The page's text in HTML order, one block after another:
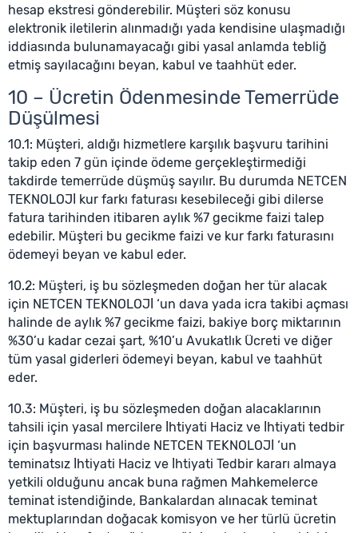
hesap ekstresi gönderebilir. Müşteri söz konusu
elektronik iletilerin alınmadığı yada kendisine ulaşmadığı
iddiasında bulunamayacağı gibi yasal anlamda tebliğ
etmiş sayılacağını beyan, kabul ve taahhüt eder.
10 – Ücretin Ödenmesinde Temerrüde
Düşülmesi
10.1: Müşteri, aldığı hizmetlere karşılık başvuru tarihini
takip eden 7 gün içinde ödeme gerçekleştirmediği
takdirde temerrüde düşmüş sayılır. Bu durumda NETCEN
TEKNOLOJİ kur farkı faturası kesebileceği gibi dilerse
fatura tarihinden itibaren aylık %7 gecikme faizi talep
edebilir. Müşteri bu gecikme faizi ve kur farkı faturasını
ödemeyi beyan ve kabul eder.
10.2: Müşteri, iş bu sözleşmeden doğan her tür alacak
için NETCEN TEKNOLOJİ ‘un dava yada icra takibi açması
halinde de aylık %7 gecikme faizi, bakiye borç miktarının
%30’u kadar cezai şart, %10’u Avukatlık Ücreti ve diğer
tüm yasal giderleri ödemeyi beyan, kabul ve taahhüt
eder.
10.3: Müşteri, iş bu sözleşmeden doğan alacaklarının
tahsili için yasal mercilere İhtiyati Haciz ve İhtiyati tedbir
için başvurması halinde NETCEN TEKNOLOJİ ‘un
teminatsız İhtiyati Haciz ve İhtiyati Tedbir kararı almaya
yetkili olduğunu ancak buna rağmen Mahkemelerce
teminat istendiğinde, Bankalardan alınacak teminat
mektuplarından doğacak komisyon ve her türlü ücretin